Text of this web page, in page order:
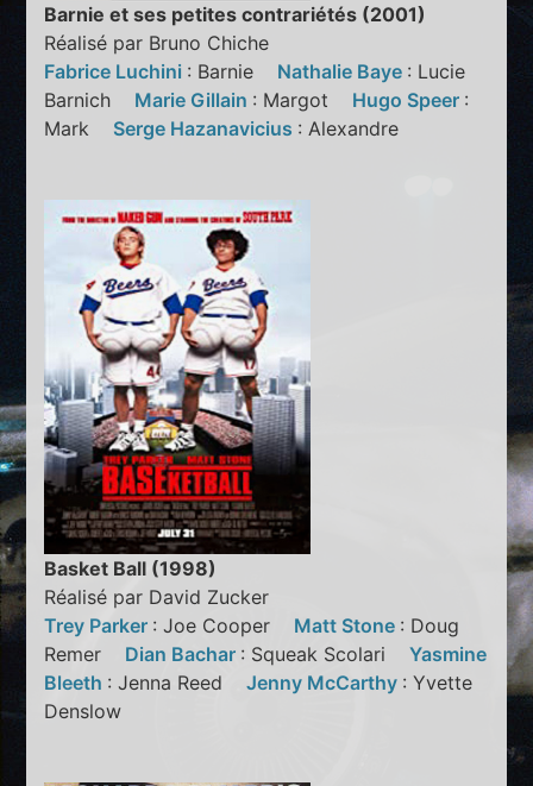
Barnie et ses petites contrariétés (2001)
Réalisé par Bruno Chiche
Fabrice Luchini : Barnie Nathalie Baye : Lucie
Barnich Marie Gillain : Margot Hugo Speer :
Mark Serge Hazanavicius : Alexandre
Basket Ball (1998)
Réalisé par David Zucker
Trey Parker : Joe Cooper Matt Stone : Doug
Remer Dian Bachar : Squeak ScolariYasmine
Bleeth : Jenna ReedJenny McCarthy : Yvette
Denslow